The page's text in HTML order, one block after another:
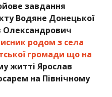
завдання
Водяне Донецької
Олександрович
родом з села
громади що на
житті Ярослав
на Північному